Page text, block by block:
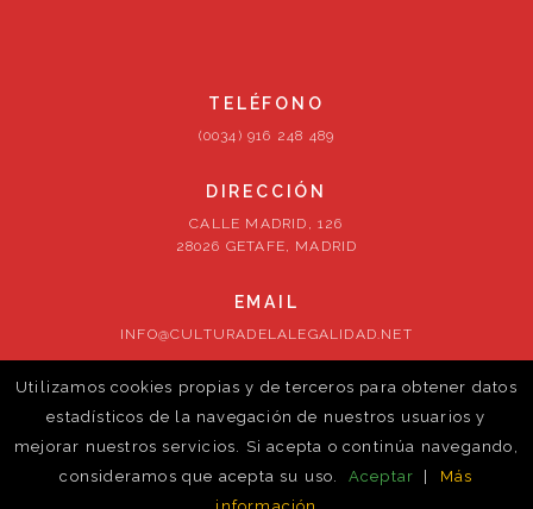
TELÉFONO
(0034) 916 248 489
DIRECCIÓN
CALLE MADRID, 126
28026 GETAFE, MADRID
EMAIL
INFO@CULTURADELALEGALIDAD.NET
SÍGUENOS
Utilizamos cookies propias y de terceros para obtener datos
estadísticos de la navegación de nuestros usuarios y
mejorar nuestros servicios. Si acepta o continúa navegando,
consideramos que acepta su uso.
Aceptar
Más